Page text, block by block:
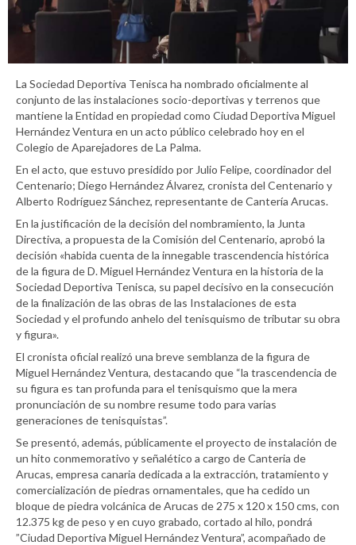
La Sociedad Deportiva Tenisca ha nombrado oficialmente al
conjunto de las instalaciones socio-deportivas y terrenos que
mantiene la Entidad en propiedad como Ciudad Deportiva Miguel
Hernández Ventura en un acto público celebrado hoy en el
Colegio de Aparejadores de La Palma.
En el acto, que estuvo presidido por Julio Felipe, coordinador del
Centenario; Diego Hernández Álvarez, cronista del Centenario y
Alberto Rodríguez Sánchez, representante de Cantería Arucas.
En la justificación de la decisión del nombramiento, la Junta
Directiva, a propuesta de la Comisión del Centenario, aprobó la
decisión «habida cuenta de la innegable trascendencia histórica
de la figura de D. Miguel Hernández Ventura en la historia de la
Sociedad Deportiva Tenisca, su papel decisivo en la consecución
de la finalización de las obras de las Instalaciones de esta
Sociedad y el profundo anhelo del tenisquismo de tributar su obra
y figura».
El cronista oficial realizó una breve semblanza de la figura de
Miguel Hernández Ventura, destacando que “la trascendencia de
su figura es tan profunda para el tenisquismo que la mera
pronunciación de su nombre resume todo para varias
generaciones de tenisquistas”.
Se presentó, además, públicamente el proyecto de instalación de
un hito conmemorativo y señalético a cargo de Canteria de
Arucas, empresa canaria dedicada a la extracción, tratamiento y
comercialización de piedras ornamentales, que ha cedido un
bloque de piedra volcánica de Arucas de 275 x 120 x 150 cms, con
12.375 kg de peso y en cuyo grabado, cortado al hilo, pondrá
”Ciudad Deportiva Miguel Hernández Ventura”, acompañado de